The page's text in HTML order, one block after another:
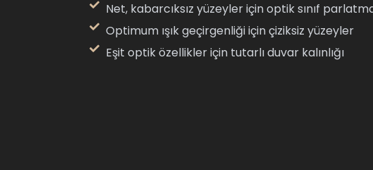
Net, kabarcıksız yüzeyler için optik sınıf
Optimum ışık geçirgenliği için çiziksiz yüzeyler
Eşit optik özellikler için tutarlı duvar kalınlığı